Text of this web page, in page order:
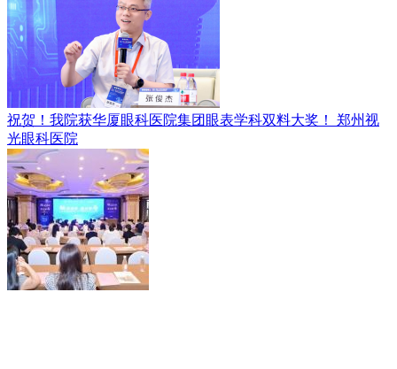
祝贺！我院获华厦眼科医院集团眼表学科双料大奖！ 郑州视
光眼科医院